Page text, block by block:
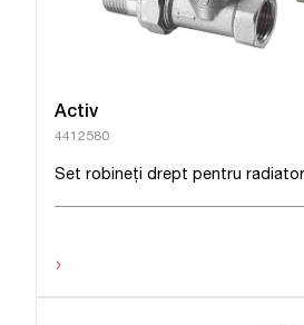
Activ
4412580
Set robineți drept pentru
›